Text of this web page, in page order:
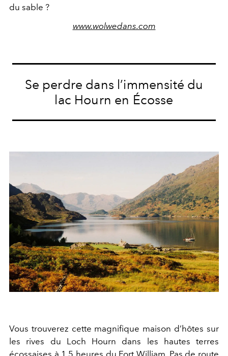
du sable ?
www.wolwedans.com
Se perdre dans l’immensité du
lac Hourn en Écosse
Vous trouverez cette magnifique maison d’hôtes sur
les rives du Loch Hourn dans les hautes terres
écossaises à 1,5 heures du Fort William. Pas de route